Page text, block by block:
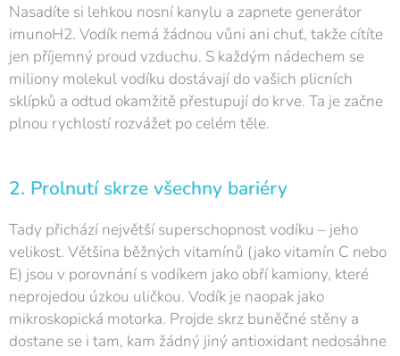
Nasadíte si lehkou nosní kanylu a zapnete generátor
imunoH2. Vodík nemá žádnou vůni ani chuť, takže cítíte
jen příjemný proud vzduchu. S každým nádechem se
miliony molekul vodíku dostávají do vašich plicních
sklípků a odtud okamžitě přestupují do krve. Ta je začne
plnou rychlostí rozvážet po celém těle.
2. Prolnutí skrze všechny bariéry
Tady přichází největší superschopnost vodíku – jeho
velikost. Většina běžných vitamínů (jako vitamín C nebo
E) jsou v porovnání s vodíkem jako obří kamiony, které
neprojedou úzkou uličkou. Vodík je naopak jako
mikroskopická motorka. Projde skrz buněčné stěny a
dostane se i tam, kam žádný jiný antioxidant nedosáhne